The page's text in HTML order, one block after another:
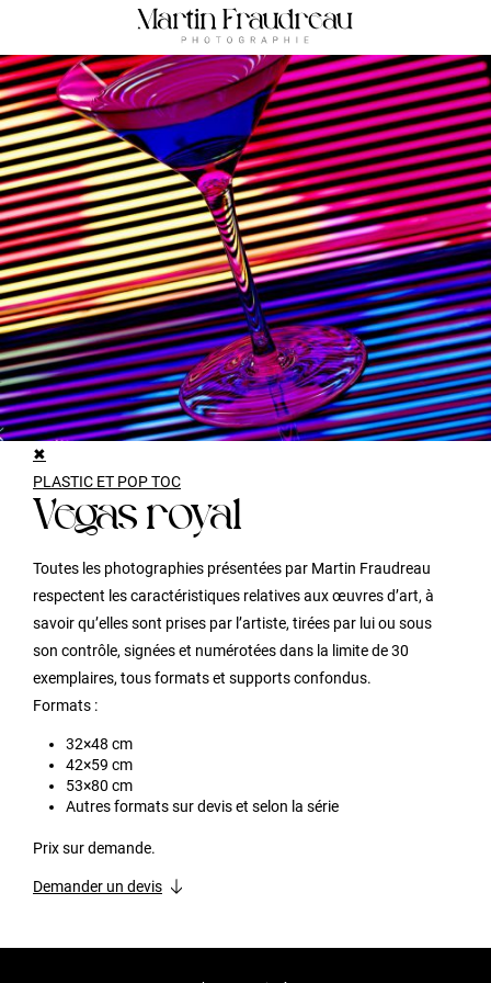
✖
PLASTIC ET POP TOC
vegas royal
Toutes les photographies présentées par Martin Fraudreau
respectent les caractéristiques relatives aux œuvres d’art, à
savoir qu’elles sont prises par l’artiste, tirées par lui ou sous
son contrôle, signées et numérotées dans la limite de 30
exemplaires, tous formats et supports confondus.
Formats :
32×48 cm
42×59 cm
53×80 cm
Autres formats sur devis et selon la série
Prix sur demande.
Demander un devis